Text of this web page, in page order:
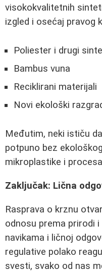
visokokvalitetnih
izgled i osećaj pravog
Poliester i drugi
Bambus vuna
Reciklirani materijali
Novi ekološki
Međutim, neki ističu
potpuno bez
mikroplastike i
Zaključak: Lična
Rasprava o krznu
odnosu prema prirodi
navikama i ličnoj
regulative polako
svesti, svako od nas